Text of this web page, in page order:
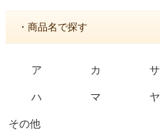
・商品名で探す
ア カ サ
ハ マ ヤ
その他